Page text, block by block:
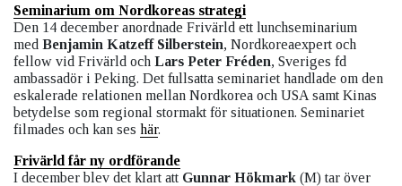
Seminarium om Nordkoreas strategi
Den 14 december anordnade Frivärld ett lunchseminarium
med Benjamin Katzeff Silberstein, Nordkoreaexpert och
fellow vid Frivärld och Lars Peter Fréden, Sveriges fd
ambassadör i Peking. Det fullsatta seminariet handlade om den
eskalerade relationen mellan Nordkorea och USA samt Kinas
betydelse som regional stormakt för situationen. Seminariet
filmades och kan ses här.
Frivärld får ny ordförande
I december blev det klart att Gunnar Hökmark (M) tar över